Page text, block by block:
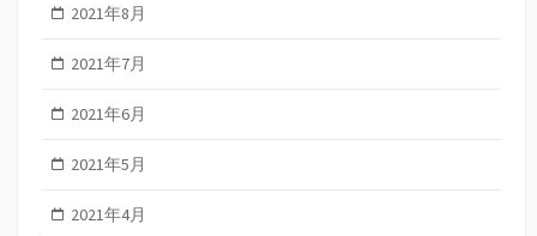
2021年8月
2021年7月
2021年6月
2021年5月
2021年4月